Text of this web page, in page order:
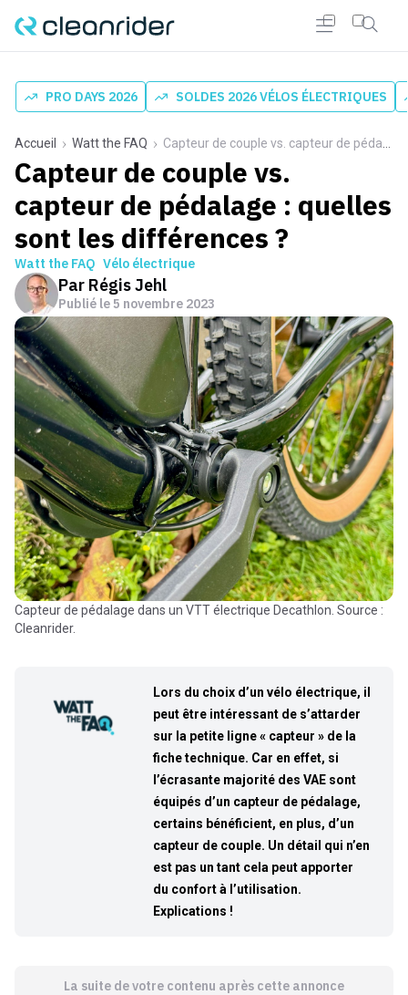
PRO DAYS 2026 SOLDES 2026 VÉLOS ÉLECTRIQUES
Accueil Watt the FAQ Capteur de couple vs. capteur de pédalage : quelles sont les différences ?
Capteur de couple vs.
capteur de pédalage : quelles
sont les différences ?
Watt the FAQ Vélo électrique
Par Régis Jehl
Publié le 5 novembre 2023
Capteur de pédalage dans un VTT électrique Decathlon. Source :
Cleanrider.
Lors du choix d’un vélo électrique, il
peut être intéressant de s’attarder
sur la petite ligne « capteur » de la
fiche technique. Car en effet, si
l’écrasante majorité des VAE sont
équipés d’un capteur de pédalage,
certains bénéficient, en plus, d’un
capteur de couple. Un détail qui n’en
est pas un tant cela peut apporter
du confort à l’utilisation.
Explications !
La suite de votre contenu après cette annonce